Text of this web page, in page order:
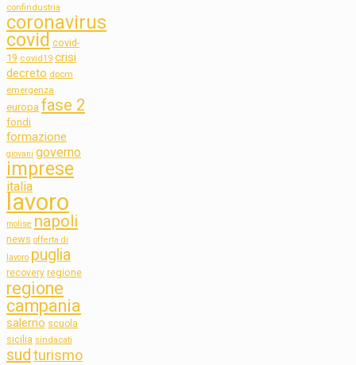
confindustria
coronavirus
covid covid-
19 covid19 crisi
decreto dpcm
emergenza
europa fase 2
fondi
formazione
giovani governo
imprese
italia
lavoro
molise napoli
news offerta di
lavoro puglia
recovery regione
regione
campania
salerno scuola
sicilia sindacati
sudturismo